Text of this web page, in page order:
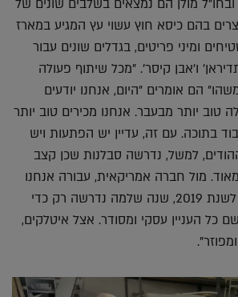
ובחו"ל מולן הם נמצאים בשלבים שונים של
בהם כיסא חוץ עשוי עץ המגיע במארז
ומיני פריטים, בגדלים שונים עבור
ו'אבן קיסר'. "מכל שיתוף פעולה
הם אומרים "היום, אנחנו יודעים
טוב יותר מבעבר. אנחנו מכירים טוב יותר
בתוכה. עם זה, עדיין יש הפתעות ויש
למשל, נדרשה סבלנות שכן קצב
מול חברה אמריקאית, עבורה אנחנו
מתכננים שני פריטים לשנת 2019, שנה שלמה נדרשה רק כדי
כל העניין עסקי ומסודר. אצל איטלקים,